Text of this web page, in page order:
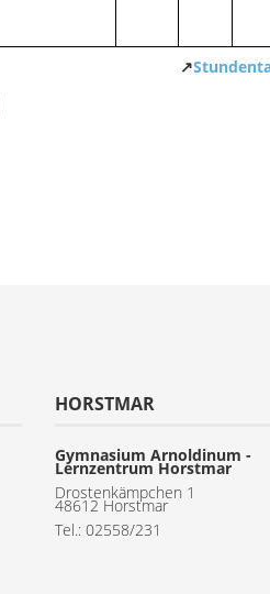
↗
HORSTMAR
Gymnasium Arnoldinum -
Lernzentrum Horstmar
Drostenkämpchen 1
48612 Horstmar
Tel.: 02558/231